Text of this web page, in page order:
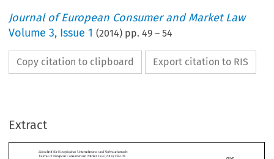
Journal of European Consumer and Market Law
Volume3, Issue 1 (2014) pp.49 –54
Copy citation to clipboard Export citation to RIS
Extract


Rechtsprechung/CJEU: Case Law
Piroutek
für Europäisches Unternehmens- und Verbraucherrecht